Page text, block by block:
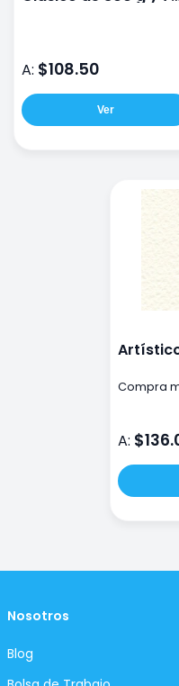
A: $108.50
Ver
Compra
A:
Nosotros
Blog